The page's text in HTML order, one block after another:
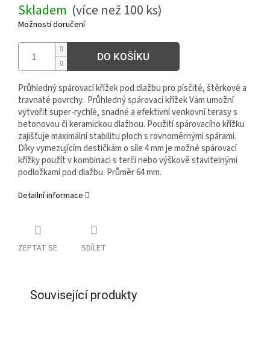
cena:
Skladem (více než 100 ks)
Možnosti doručení
DO KOŠÍKU
Průhledný spárovací křížek pod dlažbu pro písčité, štěrkové a
travnaté povrchy. Průhledný spárovací křížek Vám umožní
vytvořit super-rychlé, snadné a efektivní venkovní terasy s
betonovou či keramickou dlažbou. Použití spárovacího křížku
zajišťuje maximální stabilitu ploch s rovnoměrnými spárami.
Díky vymezujícím destičkám o síle 4 mm je možné spárovací
křížky použít v kombinaci s terči nebo výškově stavitelnými
podložkami pod dlažbu. Průměr 64 mm.
Detailní informace
ZEPTAT SE SDÍLET
Související produkty